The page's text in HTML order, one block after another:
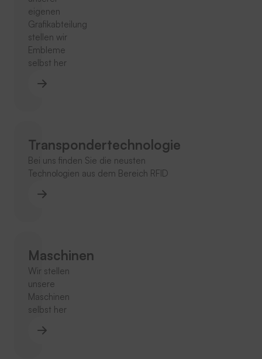
eigenen
Grafikabteilung
stellen wir
Embleme
selbst her
Transpondertechnologie
Bei uns finden Sie die neusten
Technologien aus dem Bereich RFID
Maschinen
Wir stellen
unsere
Maschinen
selbst her